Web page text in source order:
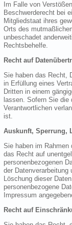
Im Falle von
Beschwerderecht bei
Mitgliedstaat ihres
Orts des
unbeschadet
Rechtsbehelfe.
Recht auf
Sie haben das Recht,
in Erfüllung eines
Dritten in einem
lassen. Sofern Sie die
Verantwortlichen
ist.
Auskunft, Sperrung,
Sie haben im Rahmen
das Recht auf
personenbezogenen
der Datenverarbeitung
Löschung dieser
personenbezogene
Impressum
Recht auf